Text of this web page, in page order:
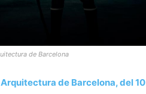
de Barcelona
de Barcelona, del